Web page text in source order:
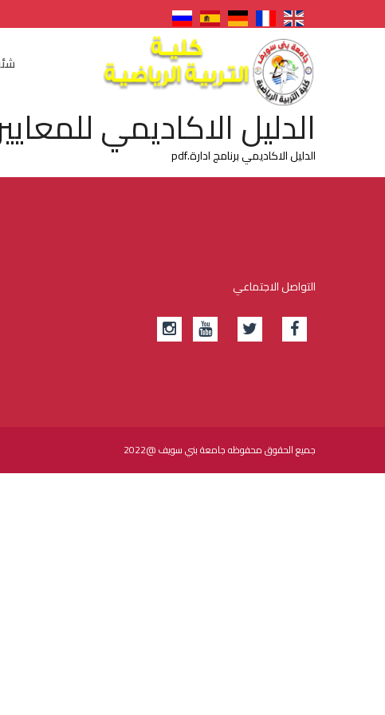
الدليل الاكاديمي
الدليل الاكاديمي برنامج ادارة.pdf
التواصل الاجتماعي
جميع الحقوق محفوظه جامعة بني سويف @2022